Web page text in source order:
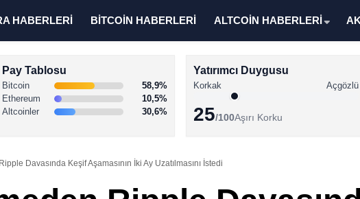
HABERLERİ BİTCOİN HABERLERİ ALTCOİN HABERLERİ
Pay Tablosu
Bitcoin
58,9%
Ethereum
10,5%
Altcoinler
30,6%
Yatırımcı Duygusu
Korkak Açgözlü
25/100Aşırı Korku
Davasında Keşif Aşamasının İki Ay Uzatılmasını İstedi